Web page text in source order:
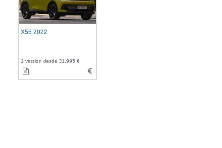
X55 2022
1 versión desde 31.995 €